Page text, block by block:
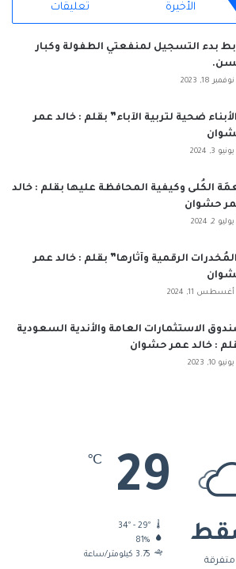
ك
د
ن
o
u ت س
خ
ص
S
الأخيرة تعليقات
بدء التسجيل لمنفعتي الطفولة وكبار
نوفمبر 18, 2023
ضحية لتربية الآباء” بقلم : خالد عمر
يونيو 3, 2024
الكُلى وكيفية المحافظة عليها بقلم : خالد
حشوان
يوليو 2, 2024
الرقمية وآثارها” بقلم : خالد عمر
أغسطس 11, 2024
الاستثمارات العامة والأندية السعودية
: خالد عمر حشوان
يونيو 10, 2023
29
℃
34º - 29º
81%
3.75 كيلومتر/ساعة